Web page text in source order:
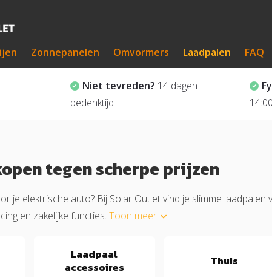
Zonnepanelen Omvormers Laadpalen FAQ
Niet tevreden? 14 dagen
bedenktijd
tegen scherpe prijzen
je elektrische auto? Bij Solar Outlet vind je slimme
en zakelijke functies. Toon meer
Laadpaal
accessoires
Thuis